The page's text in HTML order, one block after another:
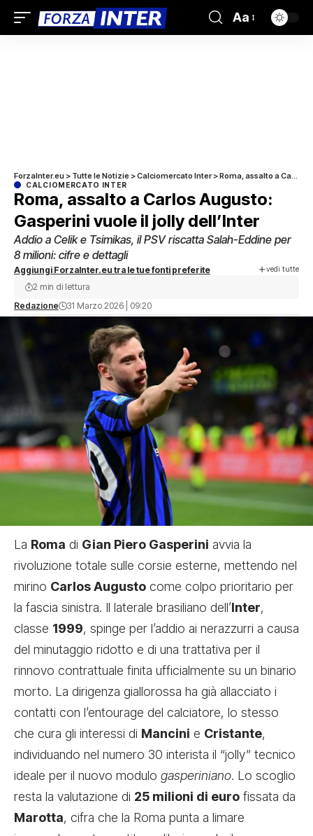
Aa
ForzaInter.eu > Tutte le Notizie >Calciomercato Inter>Roma, assalto a Carlos Augusto: Gasperini vuole il jolly dell’Inter
CALCIOMERCATO INTER
Roma, assalto a Carlos Augusto:
Gasperini vuole il jolly dell’Inter
Addio a Celik e Tsimikas, il PSV riscatta Salah-Eddine per
8 milioni: cifre e dettagli
Aggiungi ForzaInter.eu tra le tue fonti preferite vedi tutte
Redazione 31 Marzo 2026 | 09:20
2 min di lettura
La Roma di Gian Piero Gasperini avvia la
rivoluzione totale sulle corsie esterne, mettendo nel
mirino Carlos Augusto come colpo prioritario per
la fascia sinistra. Il laterale brasiliano dell’Inter,
classe 1999, spinge per l’addio ai nerazzurri a causa
del minutaggio ridotto e di una trattativa per il
rinnovo contrattuale finita ufficialmente su un binario
morto. La dirigenza giallorossa ha già allacciato i
contatti con l’entourage del calciatore, lo stesso
che cura gli interessi di Mancini e Cristante,
individuando nel numero 30 interista il “jolly” tecnico
ideale per il nuovo modulo gasperiniano. Lo scoglio
resta la valutazione di 25 milioni di euro fissata da
Marotta, cifra che la Roma punta a limare